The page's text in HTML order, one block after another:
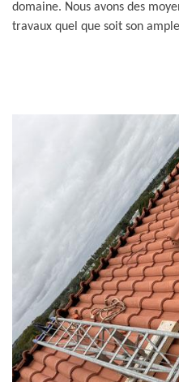
domaine. Nous avons des
travaux quel que soit son